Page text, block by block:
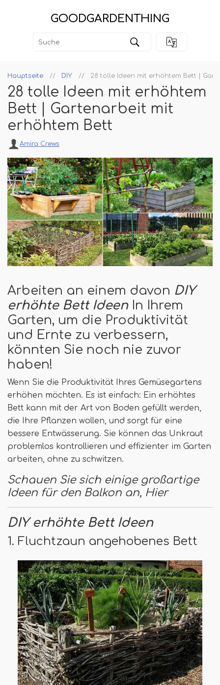
GOODGARDENTHING
Hauptseite DIY 28 tolle Ideen mit erhöhtem Bett |
28 tolle Ideen mit erhöhtem
Bett | Gartenarbeit mit
erhöhtem Bett
Amira Crews
Arbeiten an einem davon DIY
erhöhte Bett IdeenIn Ihrem
Garten, um die Produktivität
und Ernte zu verbessern,
könnten Sie noch nie zuvor
haben!
Wenn Sie die Produktivität Ihres Gemüsegartens
erhöhen möchten. Es ist einfach: Ein erhöhtes
Bett kann mit der Art von Boden gefüllt werden,
die Ihre Pflanzen wollen, und sorgt für eine
bessere Entwässerung. Sie können das Unkraut
problemlos kontrollieren und effizienter im Garten
arbeiten, ohne zu schwitzen.
Schauen Sie sich einige großartige
Ideen für den Balkon an, Hier
DIY erhöhte Bett Ideen
1. Fluchtzaun angehobenes Bett